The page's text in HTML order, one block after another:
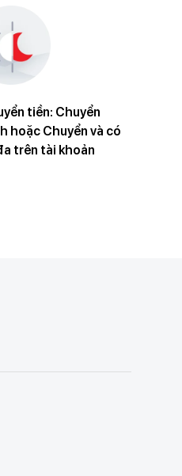
tiền: Chuyển
hoặc Chuyển và có
trên tài khoản